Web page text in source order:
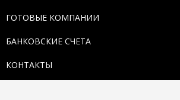
ГОТОВЫЕ КОМПАНИИ
БАНКОВСКИЕ СЧЕТА
КОНТАКТЫ